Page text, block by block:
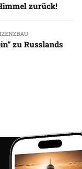
zurück!
zu Russlands